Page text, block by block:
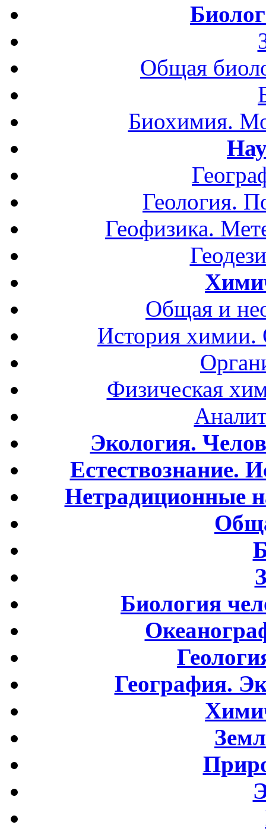
Общая
Биохимия.
Геология.
Геофизика.
Общая и
История
Физическая
Экология.
Естествознание.
Нетрадиционные
Биология
География.